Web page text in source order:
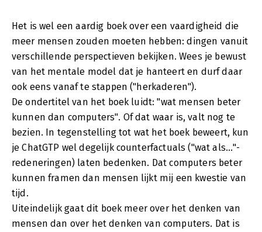
Het is wel een aardig boek over een vaardigheid die
meer mensen zouden moeten hebben: dingen vanuit
verschillende perspectieven bekijken. Wees je bewust
van het mentale model dat je hanteert en durf daar
ook eens vanaf te stappen ("herkaderen").
De ondertitel van het boek luidt: "wat mensen beter
kunnen dan computers". Of dat waar is, valt nog te
bezien. In tegenstelling tot wat het boek beweert, kun
je ChatGTP wel degelijk counterfactuals ("wat als..."-
redeneringen) laten bedenken. Dat computers beter
kunnen framen dan mensen lijkt mij een kwestie van
tijd.
Uiteindelijk gaat dit boek meer over het denken van
mensen dan over het denken van computers. Dat is